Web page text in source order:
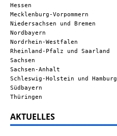
Hessen
Mecklenburg-Vorpommern
Niedersachsen und Bremen
Nordbayern
Nordrhein-Westfalen
Rheinland-Pfalz und Saarland
Sachsen
Sachsen-Anhalt
Schleswig-Holstein und Hamburg
Südbayern
Thüringen
AKTUELLES